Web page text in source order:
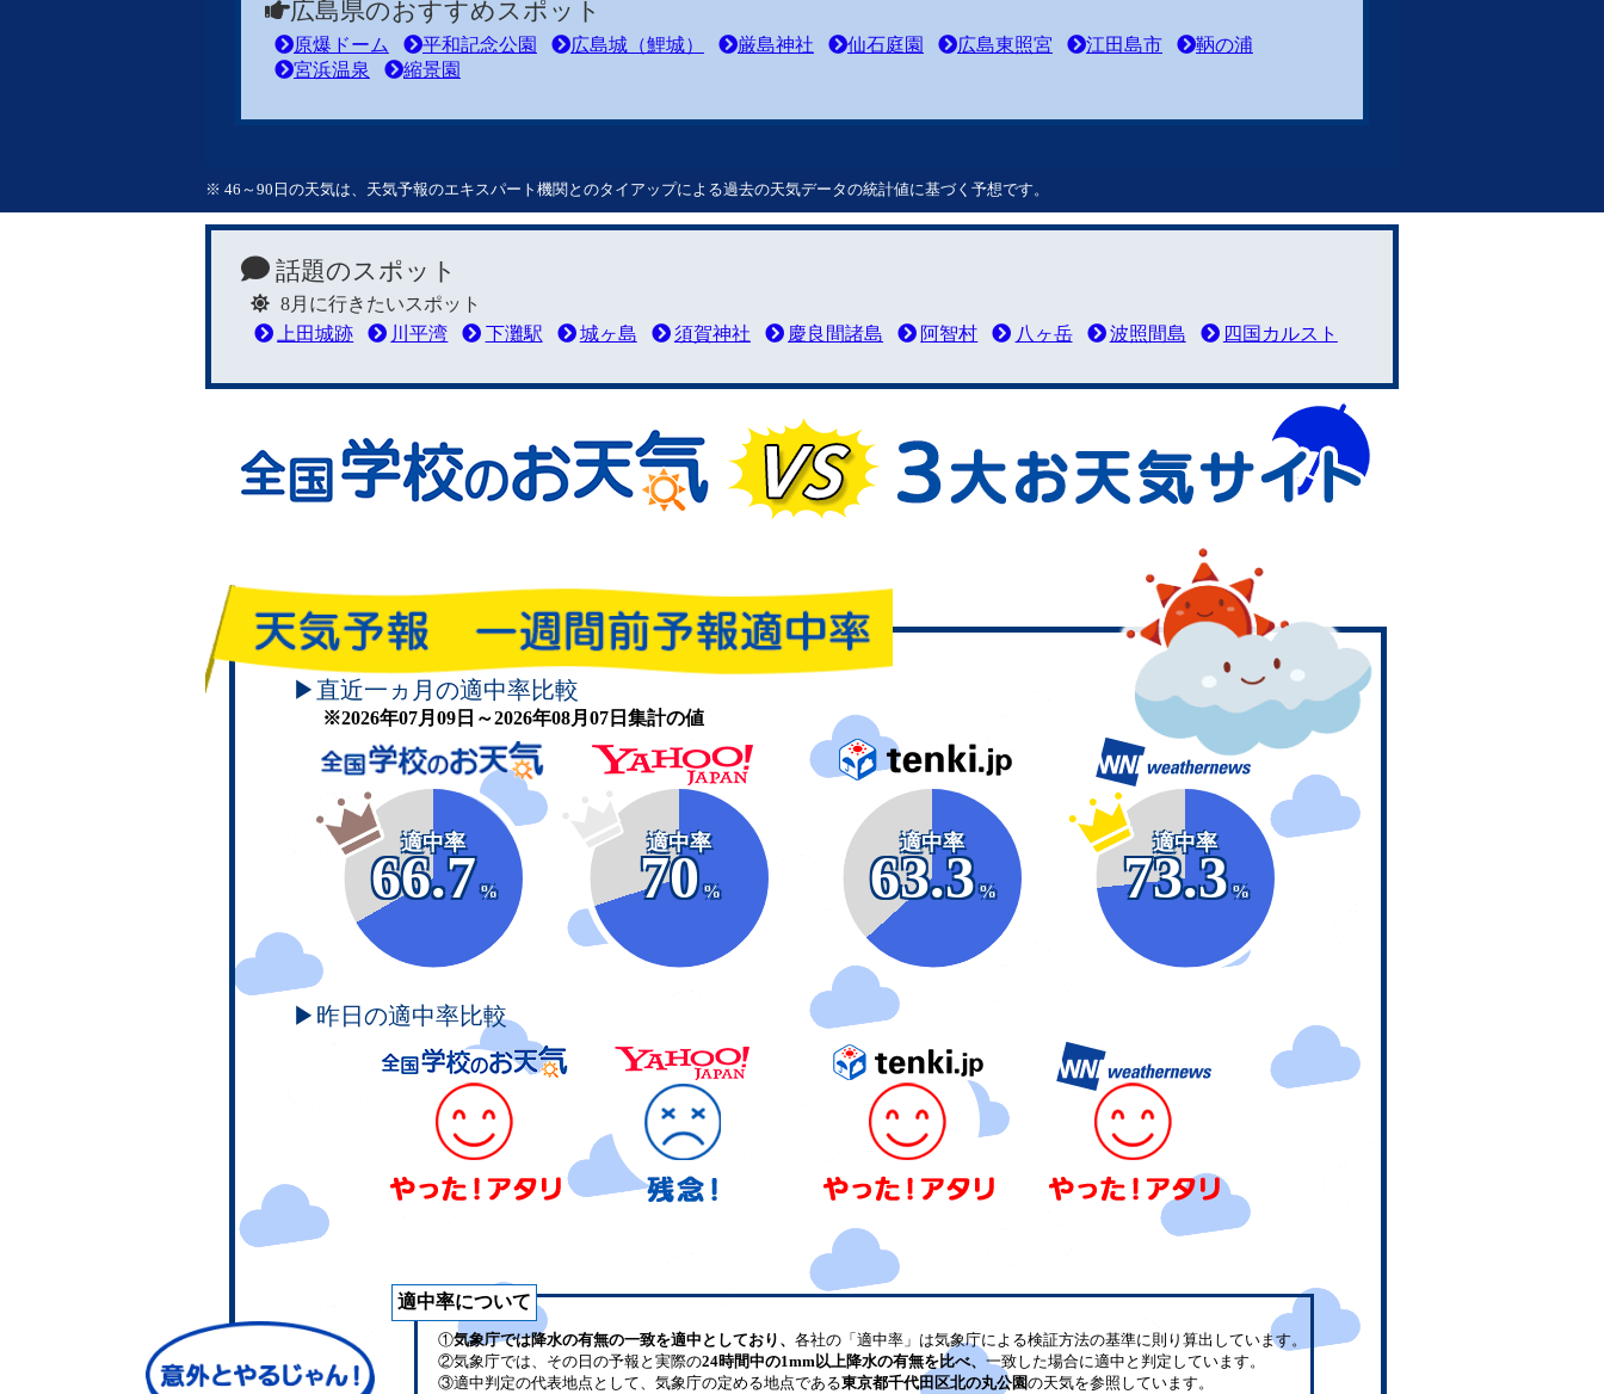
広島県のおすすめスポット
原爆ドーム 平和記念公園 広島城（鯉城） 厳島神社 仙石庭園 広島東照宮 江田島市
鞆の浦
宮浜温泉
縮景園
※ 46～90日の天気は、天気予報のエキスパート機関とのタイアップによる過去の天気データの統計値に基づく予想です。
話題のスポット
8月に行きたいスポット
上田城跡
川平湾 下灘駅 城ヶ島 須賀神社 慶良間諸島 阿智村 八ヶ岳 波照間島 四国カルスト
▶直近一ヵ月の適中率比較
※2026年07月09日～2026年08月07日集計の値
適中率
66.7
%
適中率
70
%
適中率
63.3
%
適中率
73.3
%
▶昨日の適中率比較
適中率について
①気象庁では降水の有無の一致を適中としており、 各社の「適中率」は気象庁による検証方法の基準に則り算出しています。
②気象庁では、その日の予報と実際の24時間中の1mm以上降水の有無を比べ、 一致した場合に適中と判定しています。
③適中判定の代表地点として、気象庁の定める地点である東京都千代田区北の丸公園の天気を参照しています。